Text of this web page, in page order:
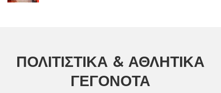
ΠΟΛΙΤΙΣΤΙΚΆ & ΑΘΛΗΤΙΚΆ
ΓΕΓΟΝΌΤΑ